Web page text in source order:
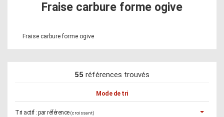
Fraise carbure forme ogive
Fraise carbure forme ogive
55 références trouvés
Mode de tri
Tri actif : par référence (croissant)